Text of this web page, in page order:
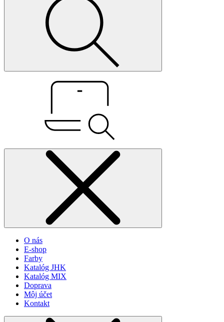
O nás
E-shop
Farby
Katalóg JHK
Katalóg MIX
Doprava
Môj účet
Kontakt